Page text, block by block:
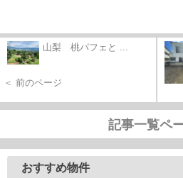
山梨 桃パフェと ...
＜ 前のページ
記事一覧ペ
おすすめ物件